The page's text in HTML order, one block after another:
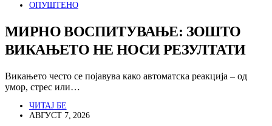
ОПУШТЕНО
МИРНО ВОСПИТУВАЊЕ: ЗОШТО
ВИКАЊЕТО НЕ НОСИ РЕЗУЛТАТИ
Викањето често се појавува како автоматска реакција – од
умор, стрес или…
ЧИТАЈ БЕ
АВГУСТ 7, 2026